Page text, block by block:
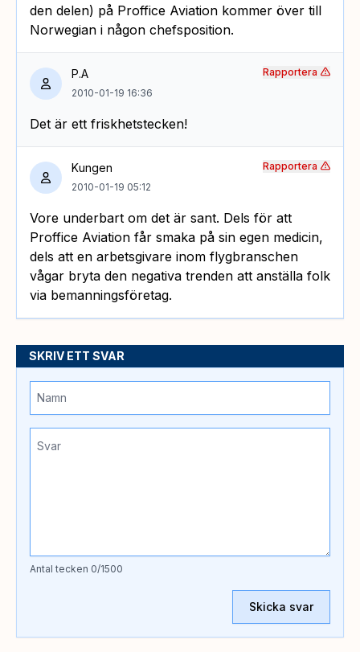
den delen) på Proffice Aviation kommer över till
Norwegian i någon chefsposition.
P.A
2010-01-19 16:36
Det är ett friskhetstecken!
Rapportera
Kungen
2010-01-19 05:12
Vore underbart om det är sant. Dels för att
Proffice Aviation får smaka på sin egen medicin,
dels att en arbetsgivare inom flygbranschen
vågar bryta den negativa trenden att anställa folk
via bemanningsföretag.
Rapportera
SKRIV ETT SVAR
Antal tecken 0/1500
Skicka svar